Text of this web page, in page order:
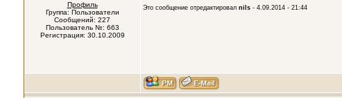
Профиль
Группа: Пользователи
Сообщений: 227
Пользователь №: 663
Регистрация: 30.10.2009
Это сообщение отредактировал nils- 4.09.2014 - 21:44